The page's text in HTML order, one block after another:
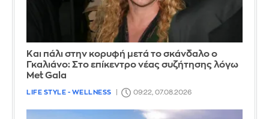
Και πάλι στην κορυφή μετά το σκάνδαλο ο
Γκαλιάνο: Στο επίκεντρο νέας συζήτησης λόγω
Met Gala
LIFE STYLE - WELLNESS 09:22, 07.08.2026